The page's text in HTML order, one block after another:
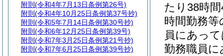
たり38時
時間勤務
員にあっ
勤務職員
附則 (令和4年7月13日条例第26号)
附則 (令和4年10月25日条例第37号抄)
附則 (令和5年7月14日条例第30号抄)
附則 (令和6年12月25日条例第39号)
附則 (令和7年3月25日条例第21号抄)
附則 (令和7年6月25日条例第39号抄)